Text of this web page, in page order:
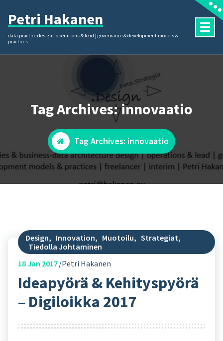
content
Petri Hakanen
data practice design | operations & lead | governance & development models &
practices
Tag Archives: innovaatio
Tag Archives: innovaatio
Design, Innovation, Muotoilu, Strategiat,
Tiedolla Johtaminen
18Jan 2017 Petri Hakanen
Ideapyörä & Kehityspyörä
– Digiloikka 2017